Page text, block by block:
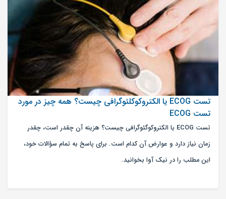
تست ECOG یا الکتروکوکلئوگرافی چیست؟ همه چیز در مورد
تست ECOG
تست ECOG یا الکتروکوگئوگرافی چیست؟ هزینه آن چقدر است، چقدر
زمان نیاز دارد و عوارض آن کدام است. برای پاسخ به تمام سؤالات خود،
این مطلب را در نیک آوا بخوانید.